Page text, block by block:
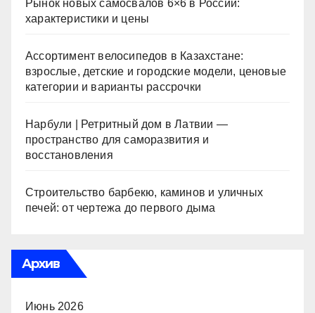
Рынок новых самосвалов 6×6 в России:
характеристики и цены
Ассортимент велосипедов в Казахстане:
взрослые, детские и городские модели, ценовые
категории и варианты рассрочки
Нарбули | Ретритный дом в Латвии —
пространство для саморазвития и
восстановления
Строительство барбекю, каминов и уличных
печей: от чертежа до первого дыма
Архив
Июнь 2026